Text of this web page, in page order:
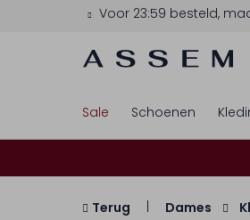
Voor 23:59 besteld,
Sale Schoenen
Terug Dames